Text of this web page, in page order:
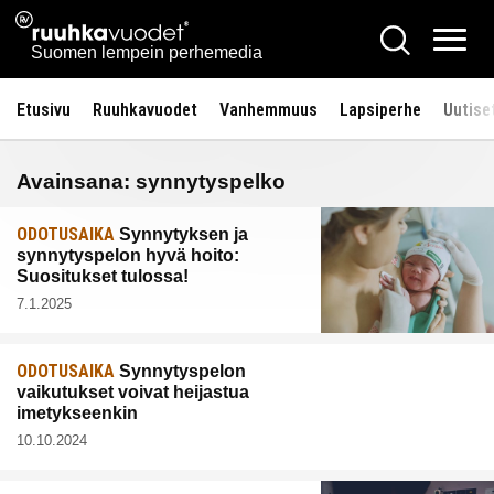
Siirry
sisältöön
Ruuhkavuodet.fi
Suomen lempein perhemedia
Hae
Etusivu Ruuhkavuodet Vanhemmuus Lapsiperhe
Avainsana: synnytyspelko
ODOTUSAIKA Synnytyksen ja
synnytyspelon hyvä hoito:
Suositukset tulossa!
7.1.2025
ODOTUSAIKA Synnytyspelon
vaikutukset voivat heijastua
imetykseenkin
10.10.2024